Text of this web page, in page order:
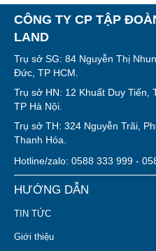
CÔNG TY CP TẬP
LAND
Trụ sở SG: 84 Nguyễn Thị
Đức, TP HCM.
Trụ sở HN: 12 Khuất Duy Tiến,
TP Hà Nội.
Trụ sở TH: 324 Nguyễn Trãi,
Thanh Hóa.
Hotline/zalo: 0588 333 999 -
HƯỚNG DẪN
TIN TỨC
Giới thiệu